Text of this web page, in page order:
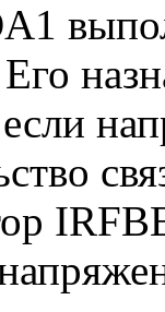
Его